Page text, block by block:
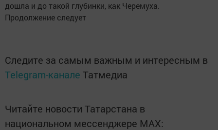
дошла и до такой глубинки, как Черемуха.
Продолжение следует
Следите за самым важным и интересным в
Telegram-канале Татмедиа
Читайте новости Татарстана в
национальном мессенджере MАХ: